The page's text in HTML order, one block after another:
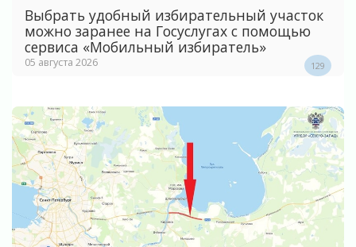
Выбрать удобный избирательный участок
можно заранее на Госуслугах с помощью
сервиса «Мобильный избиратель»
05 августа 2026 129